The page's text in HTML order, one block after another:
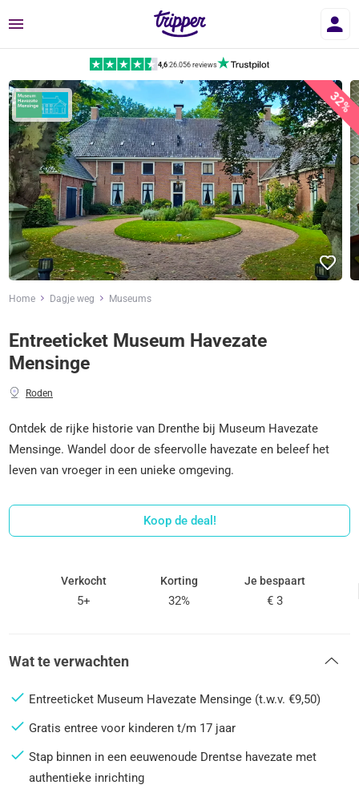
Menu
4,6|26.056 reviews
32%
Home Dagje weg Museums
Entreeticket Museum Havezate
Mensinge
Roden
Ontdek de rijke historie van Drenthe bij Museum Havezate
Mensinge. Wandel door de sfeervolle havezate en beleef het
leven van vroeger in een unieke omgeving.
Koop de deal!
Verkocht
5+
Korting
32%
Je bespaart
€ 3
Wat te verwachten
Entreeticket Museum Havezate Mensinge (t.w.v. €9,50)
Gratis entree voor kinderen t/m 17 jaar
Stap binnen in een eeuwenoude Drentse havezate met
authentieke inrichting